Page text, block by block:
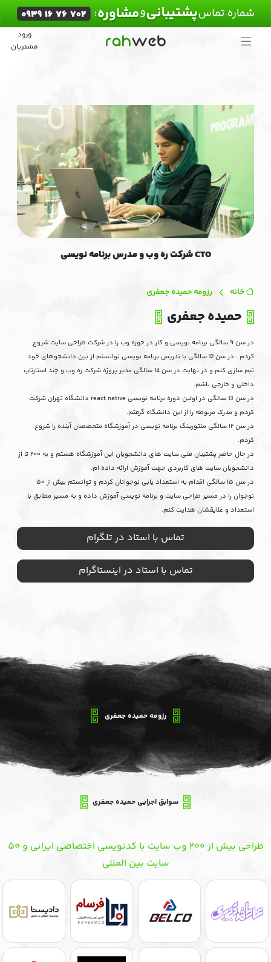
ورود
مشتریان
خانه
و
تعرفه
CTO شرکت ره وب و مدرس برنامه نویسی
خانه رزومه حمیده جعفری
حمیده جعفری
در سن ۹ سالگی برنامه نویسی و کار در حوزه وب را در شرکت طراحی سایت شروع
کردم . در سن 12 سالگی با تدریس برنامه نویسی توانستم از بین دانشجوهای خود
تیم سازی کنم و در نهایت در سن 14 سالگی مدیر پروژه شرکت ره وب و چند استارتاپ
داخلی و خارجی باشم.
در سن 13 سالگی در اولین دوره برنامه نویسی react native دانشگاه تهران شرکت
کردم و مدرک مربوطه را از این دانشگاه گرفتم.
در سن ۱۲ سالگی منتورینگ برنامه نویسی در آموزشگاه متخصصان آینده را شروع
کردم.
در حال حاضر پشتیبان فنی سایت های دانشجویان این آموزشگاه هستم و به ۲۰۰ تا از
دانشجویان سایت های کاربردی جهت آموزش ارائه داده ام.
در سن ۱۵ سالگی اقدام به استعداد یابی نوجوانان کردم و توانستم بیش از ۵۰
نوجوان را در مسیر طراحی سایت و برنامه نویسی آموزش داده و به مسیر مطابق با
استعداد و علایقشان هدایت کنم.
تماس با استاد در تلگرام
تماس با استاد در اینستاگرام
رزومه حمیده جعفری
سوابق اجرایی حمیده جعفری
طراحی بیش از ۲۰۰ وب سایت با کدنویسی اختصاصی ایرانی و ۵۰
سایت بین المللی